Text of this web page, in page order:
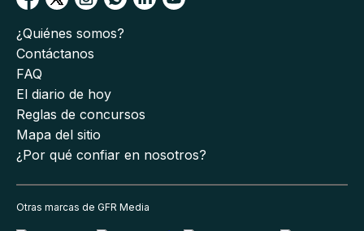
¿Quiénes somos?
Contáctanos
FAQ
El diario de hoy
Reglas de concursos
Mapa del sitio
¿Por qué confiar en nosotros?
Otras marcas de GFR Media